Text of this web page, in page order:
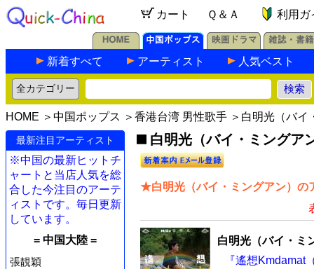
カート Ｑ＆Ａ 利用ガ
新着すべて アーティスト 人気ベスト
HOME ＞ 中国ポップス ＞ 香港台湾 男性歌手 ＞白明光（バイ
最新注目アーティスト
※中国の最新ヒットチ
ャートと当店人気を総
合した今注目のアーテ
ィストです。毎日更新
しています。
= 中国大陸 =
張靚穎
白明光（バイ・ミングア
★白明光（バイ・ミングアン）の
白明光（バイ・ミ
『遙想Kmdamat